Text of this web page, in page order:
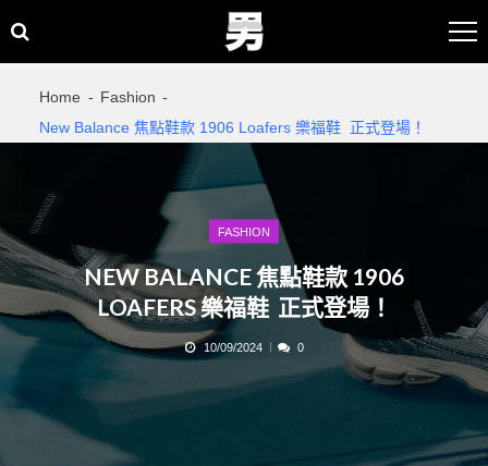
to
to
Home
Fashion
New Balance 焦點鞋款 1906 Loafers 樂福鞋 正式登場！
FASHION
NEW BALANCE 焦點鞋款 1906
LOAFERS 樂福鞋 正式登場！
10/09/2024 0